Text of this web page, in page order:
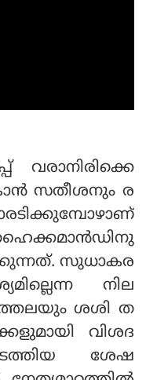
വരാനിരിക്കെ
സതീശനും ര
ഹൈക്കമാന്‍ഡിനു
സുധാകര
നില
ശശി ത
വിശദ
ശേഷ